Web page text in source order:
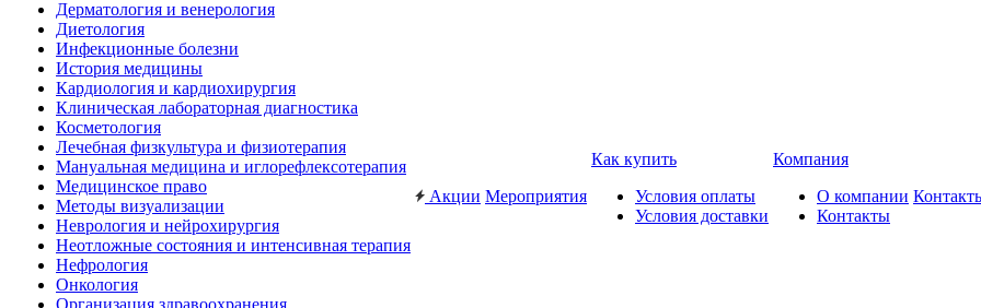
Дерматология и венерология
Диетология
Инфекционные болезни
История медицины
Кардиология и кардиохирургия
Клиническая лабораторная диагностика
Косметология
Лечебная физкультура и физиотерапия
Мануальная медицина и иглорефлексотерапия
Медицинское право
Методы визуализации
Неврология и нейрохирургия
Неотложные состояния и интенсивная терапия
Нефрология
Онкология
Организация здравоохранения
Акции Мероприятия
Как купить
Условия оплаты
Условия доставки
Компания
О компании
Контакты